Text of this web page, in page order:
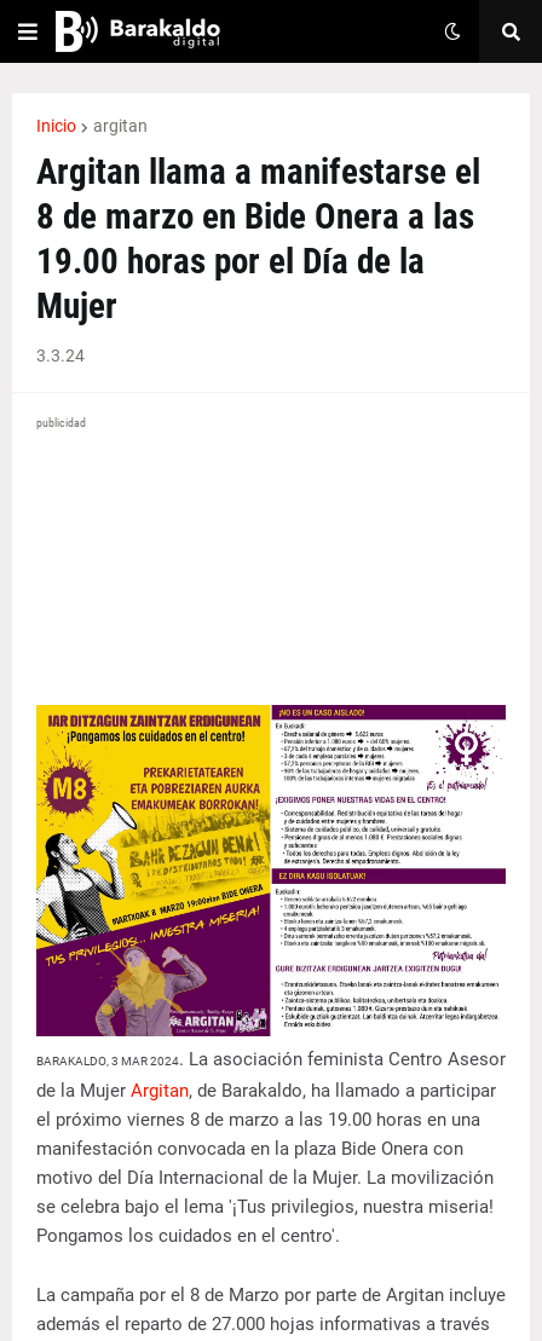
Inicio argitan
Argitan llama a manifestarse el
8 de marzo en Bide Onera a las
19.00 horas por el Día de la
Mujer
3.3.24
publicidad
BARAKALDO, 3 MAR 2024. La asociación feminista Centro Asesor
de la Mujer Argitan, de Barakaldo, ha llamado a participar
el próximo viernes 8 de marzo a las 19.00 horas en una
manifestación convocada en la plaza Bide Onera con
motivo del Día Internacional de la Mujer. La movilización
se celebra bajo el lema '¡Tus privilegios, nuestra miseria!
Pongamos los cuidados en el centro'.
La campaña por el 8 de Marzo por parte de Argitan incluye
además el reparto de 27.000 hojas informativas a través